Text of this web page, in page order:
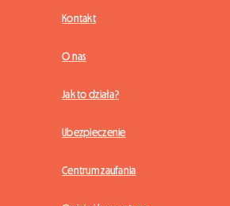
Kontakt
O nas
Jak to działa?
Ubezpieczenie
Centrum zaufania